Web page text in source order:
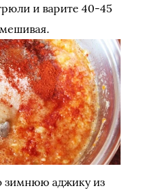
и варите 40-45
зимнюю аджику из